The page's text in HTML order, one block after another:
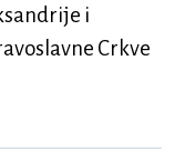
i
Crkve